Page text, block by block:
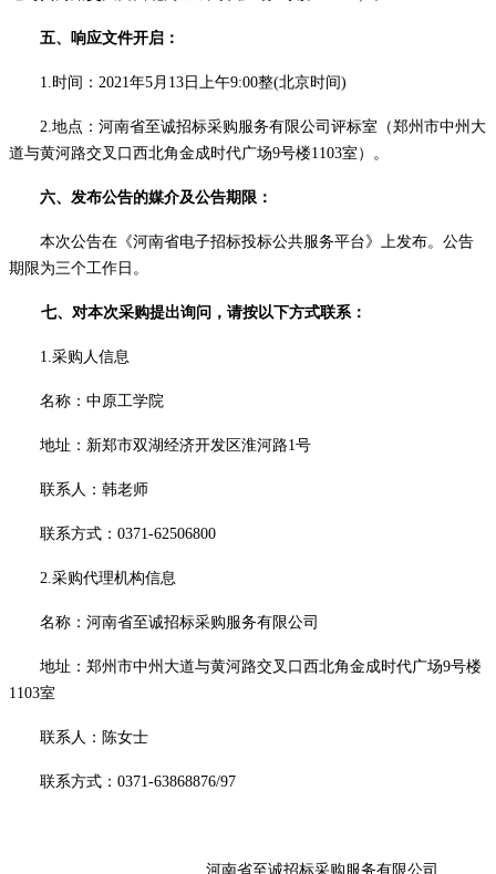
五、响应文件开启：
1.时间：2021年5月 13 日上午9:00整(北京时间)
2.地点：河南省至诚招标采购服务有限公司 评标室（郑州市中州大
道与黄河路交叉口西北角金成时代广场9号楼1103室）。
六、发布公告的媒介及公告期限 ：
本次公告在《河南省电子招标投标公共服务平台》上发布。公告
期限为三个工作日。
七、对本次采购提出询问，请按以下方式联系：
1.采购人信息
名称：中原工学院
地址：新郑市双湖经济开发区淮河路1号
联系人：韩老师
联系方式： 0371-62506800
2.采购代理机构信息
名称：河南省至诚招标采购服务有限公司
地址：郑州市中州大道与黄河路交叉口西北角金成时代广场9号楼
1103室
联系人：陈女士
联系方式： 0371-63868876/97
河南省至诚招标采购服务有限公司